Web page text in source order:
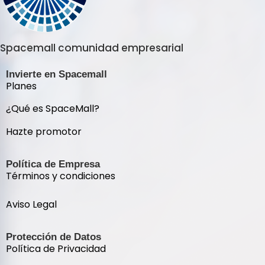
Spacemall comunidad empresarial
Invierte en Spacemall
Planes
¿Qué es SpaceMall?
Hazte promotor
Política de Empresa
Términos y condiciones
Aviso Legal
Protección de Datos
Política de Privacidad